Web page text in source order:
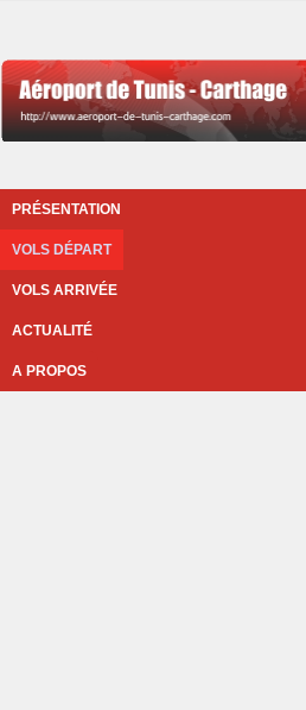
PRÉSENTATION
VOLS DÉPART
VOLS ARRIVÉE
ACTUALITÉ
A PROPOS